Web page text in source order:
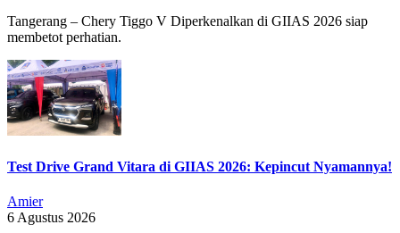
Tangerang – Chery Tiggo V Diperkenalkan di GIIAS 2026 siap
membetot perhatian.
Test Drive Grand Vitara di GIIAS 2026: Kepincut Nyamannya!
Amier
6 Agustus 2026